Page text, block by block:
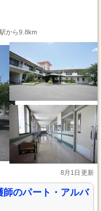
から9.8km
8月1日更新
師のパート・アルバ